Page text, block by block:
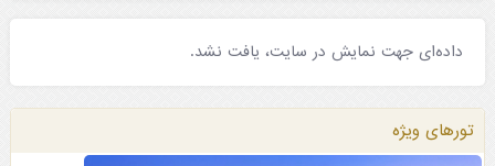
داده‌ای جهت نمایش در سایت، یافت نشد.
تورهای ویژه